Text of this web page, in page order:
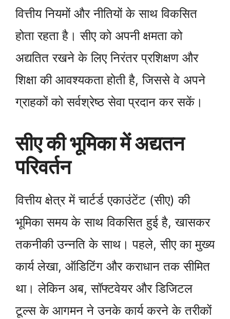
वित्तीय नियमों और नीतियों के साथ विकसित
होता रहता है। सीए को अपनी क्षमता को
अद्यतित रखने के लिए निरंतर प्रशिक्षण और
शिक्षा की आवश्यकता होती है, जिससे वे अपने
ग्राहकों को सर्वश्रेष्ठ सेवा प्रदान कर सकें।
सीए की भूमिका में अद्यतन
परिवर्तन
वित्तीय क्षेत्र में चार्टर्ड एकाउंटेंट (सीए) की
भूमिका समय के साथ विकसित हुई है, खासकर
तकनीकी उन्नति के साथ। पहले, सीए का मुख्य
कार्य लेखा, ऑडिटिंग और कराधान तक सीमित
था। लेकिन अब, सॉफ्टवेयर और डिजिटल
टूल्स के आगमन ने उनके कार्य करने के तरीकों